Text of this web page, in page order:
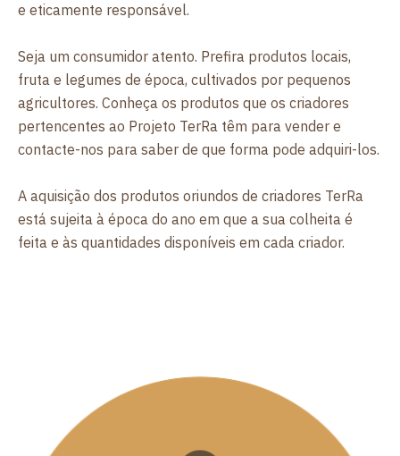
e eticamente responsável.
Seja um consumidor atento. Prefira produtos locais,
fruta e legumes de época, cultivados por pequenos
agricultores. Conheça os produtos que os criadores
pertencentes ao Projeto TerRa têm para vender e
contacte-nos para saber de que forma pode adquiri-los.
A aquisição dos produtos oriundos de criadores TerRa
está sujeita à época do ano em que a sua colheita é
feita e às quantidades disponíveis em cada criador.